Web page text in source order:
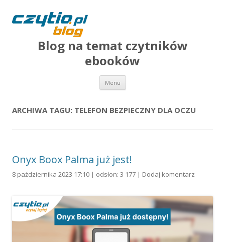
Blog na temat czytników
ebooków
Menu Przejdź do treści
ARCHIWA TAGU: TELEFON BEZPIECZNY DLA OCZU
Onyx Boox Palma już jest!
8 października 2023 17:10 | odsłon: 3 177 | Dodaj komentarz